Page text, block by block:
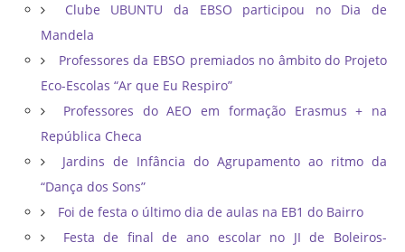
Clube UBUNTU da EBSO participou no Dia de
Mandela
Professores da EBSO premiados no âmbito do Projeto
Eco-Escolas “Ar que Eu Respiro”
Professores do AEO em formação Erasmus + na
República Checa
Jardins de Infância do Agrupamento ao ritmo da
“Dança dos Sons”
Foi de festa o último dia de aulas na EB1 do Bairro
Festa de final de ano escolar no JI de Boleiros-